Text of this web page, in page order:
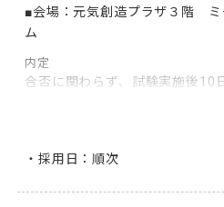
■会場：元気創造プラザ３階　
ム
内定
合否に関わらず、試験実施後10
双方で合意となりましたら、採
・採用日：順次